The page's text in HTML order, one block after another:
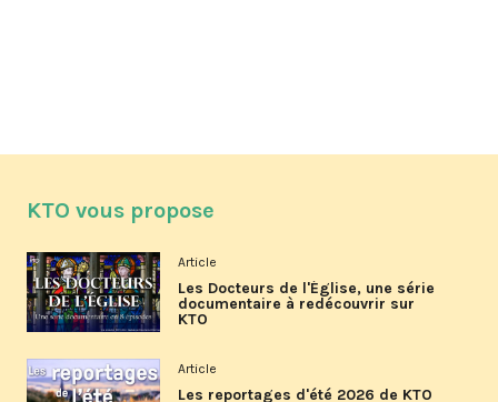
KTO vous propose
Article
Les Docteurs de l'Église, une série
documentaire à redécouvrir sur
KTO
Article
Les reportages d'été 2026 de KTO